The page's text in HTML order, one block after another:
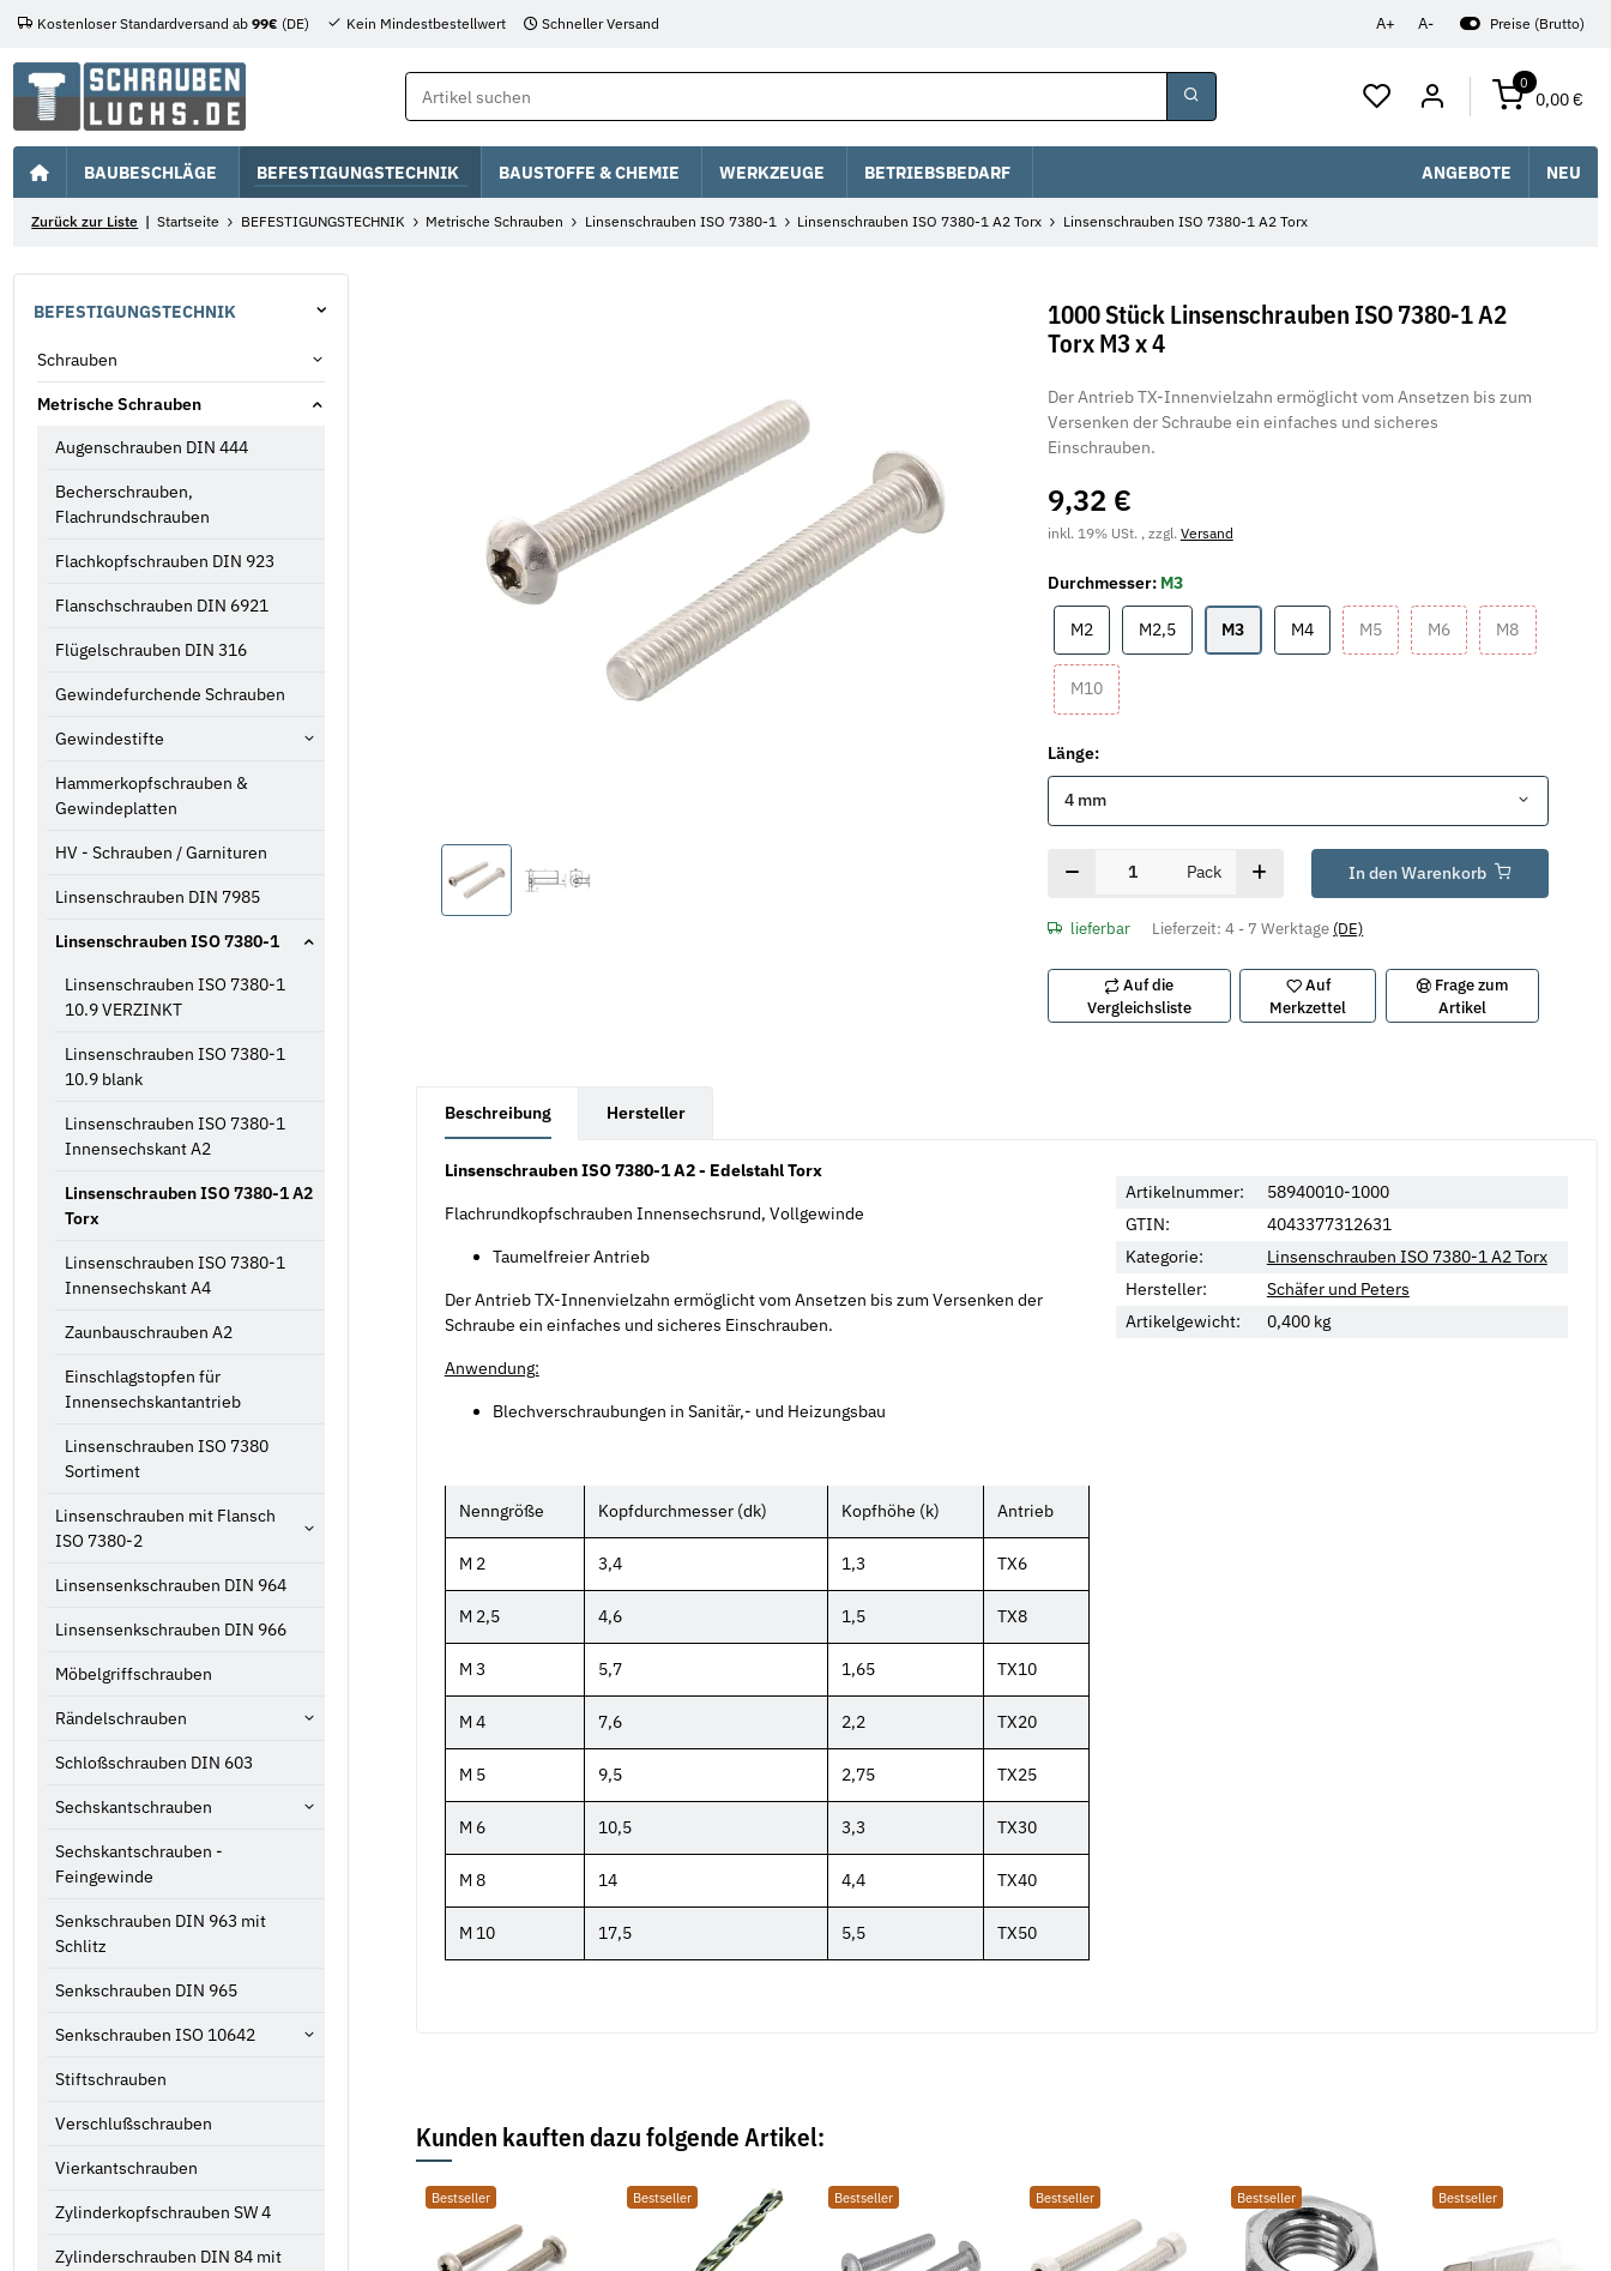
A+ A- Preise (Brutto)
Kostenloser Standardversand ab 99€ (DE) Kein Mindestbestellwert Schneller Versand
0
0,00 €
BAUBESCHLÄGE BEFESTIGUNGSTECHNIK BAUSTOFFE & CHEMIE WERKZEUGE BETRIEBSBEDARF ANGEBOTE NEU
Zurück zur Liste Startseite BEFESTIGUNGSTECHNIK Metrische Schrauben Linsenschrauben ISO 7380-1 Linsenschrauben ISO 7380-1 A2 Torx Linsenschrauben ISO 7380-1 A2 Torx
1000 Stück Linsenschrauben ISO 7380-1 A2
Torx M3 x 4
Der Antrieb TX-Innenvielzahn ermöglicht vom Ansetzen bis zum
Versenken der Schraube ein einfaches und sicheres
Einschrauben.
9,32 €
inkl. 19% USt. , zzgl. Versand
Durchmesser: M3
M2M2 M2,5M2,5 M3M3 M4M4 M5M5 M6M6 M8M8
M10M10
Länge:
4 mm
Pack In den Warenkorb
lieferbar Lieferzeit:4 - 7 Werktage (DE)
Auf die
Vergleichsliste
Auf
Merkzettel
Frage zum
Artikel
Beschreibung Hersteller
Linsenschrauben ISO 7380-1 A2 - Edelstahl Torx
Flachrundkopfschrauben Innensechsrund, Vollgewinde
Taumelfreier Antrieb
Der Antrieb TX-Innenvielzahn ermöglicht vom Ansetzen bis zum Versenken der
Schraube ein einfaches und sicheres Einschrauben.
Anwendung:
Blechverschraubungen in Sanitär,- und Heizungsbau
Nenngröße Kopfdurchmesser (dk) Kopfhöhe (k) Antrieb
M 2 3,4 1,3 TX6
M 2,5 4,6 1,5 TX8
M 3 5,7 1,65 TX10
M 4 7,6 2,2 TX20
M 5 9,5 2,75 TX25
M 6 10,5 3,3 TX30
M 8 14 4,4 TX40
M 10 17,5 5,5 TX50
Artikelnummer:
58940010-1000
GTIN:
4043377312631
Kategorie:
Linsenschrauben ISO 7380-1 A2 Torx
Hersteller:
Schäfer und Peters
Artikelgewicht:
0,400 kg
Kunden kauften dazu folgende Artikel:
Bestseller Bestseller Bestseller Bestseller Bestseller Bestseller
BEFESTIGUNGSTECHNIK
Schrauben
Metrische Schrauben
Augenschrauben DIN 444
Becherschrauben,
Flachrundschrauben
Flachkopfschrauben DIN 923
Flanschschrauben DIN 6921
Flügelschrauben DIN 316
Gewindefurchende Schrauben
Gewindestifte
Hammerkopfschrauben &
Gewindeplatten
HV - Schrauben / Garnituren
Linsenschrauben DIN 7985
Linsenschrauben ISO 7380-1
Linsenschrauben ISO 7380-1
10.9 VERZINKT
Linsenschrauben ISO 7380-1
10.9 blank
Linsenschrauben ISO 7380-1
Innensechskant A2
Linsenschrauben ISO 7380-1 A2
Torx
Linsenschrauben ISO 7380-1
Innensechskant A4
Zaunbauschrauben A2
Einschlagstopfen für
Innensechskantantrieb
Linsenschrauben ISO 7380
Sortiment
Linsenschrauben mit Flansch
ISO 7380-2
Linsensenkschrauben DIN 964
Linsensenkschrauben DIN 966
Möbelgriffschrauben
Rändelschrauben
Schloßschrauben DIN 603
Sechskantschrauben
Sechskantschrauben -
Feingewinde
Senkschrauben DIN 963 mit
Schlitz
Senkschrauben DIN 965
Senkschrauben ISO 10642
Stiftschrauben
Verschlußschrauben
Vierkantschrauben
Zylinderkopfschrauben SW 4
Zylinderschrauben DIN 84 mit